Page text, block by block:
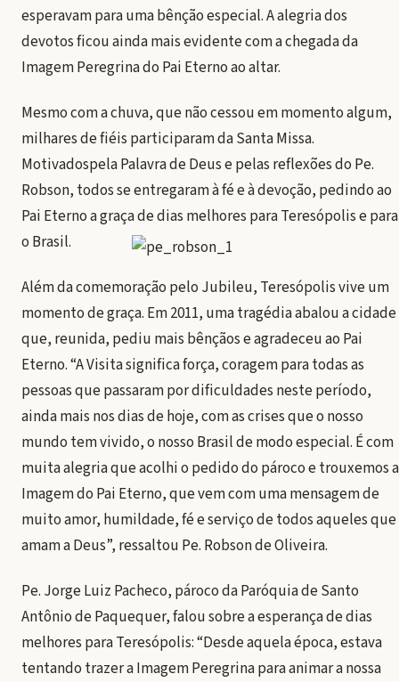
esperavam para uma bênção especial. A alegria dos
devotos ficou ainda mais evidente com a chegada da
Imagem Peregrina do Pai Eterno ao altar.
Mesmo com a chuva, que não cessou em momento algum,
milhares de fiéis participaram da Santa Missa.
Motivadospela Palavra de Deus e pelas reflexões do Pe.
Robson, todos se entregaram à fé e à devoção, pedindo ao
Pai Eterno a graça de dias melhores para Teresópolis e para
o Brasil.
Além da comemoração pelo Jubileu, Teresópolis vive um
momento de graça. Em 2011, uma tragédia abalou a cidade
que, reunida, pediu mais bênçãos e agradeceu ao Pai
Eterno. “A Visita significa força, coragem para todas as
pessoas que passaram por dificuldades neste período,
ainda mais nos dias de hoje, com as crises que o nosso
mundo tem vivido, o nosso Brasil de modo especial. É com
muita alegria que acolhi o pedido do pároco e trouxemos a
Imagem do Pai Eterno, que vem com uma mensagem de
muito amor, humildade, fé e serviço de todos aqueles que
amam a Deus”, ressaltou Pe. Robson de Oliveira.
Pe. Jorge Luiz Pacheco, pároco da Paróquia de Santo
Antônio de Paquequer, falou sobre a esperança de dias
melhores para Teresópolis: “Desde aquela época, estava
tentando trazer a Imagem Peregrina para animar a nossa